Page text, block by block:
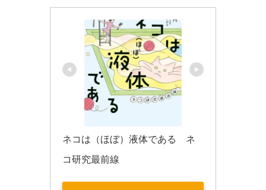
ネコは（ほぼ）液体である　ネ
コ研究最前線